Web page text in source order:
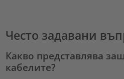
Често задавани
Какво представлява
кабелите?